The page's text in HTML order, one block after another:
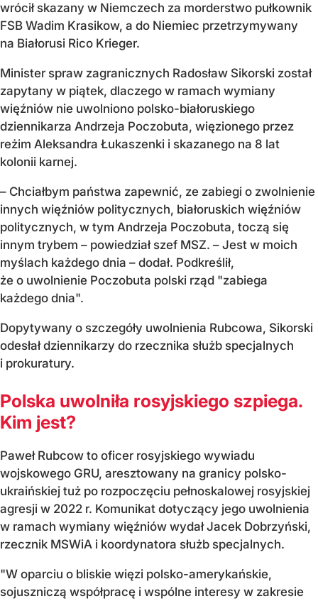
wrócił skazany w Niemczech za morderstwo pułkownik
FSB Wadim Krasikow, a do Niemiec przetrzymywany
na Białorusi Rico Krieger.
Minister spraw zagranicznych Radosław Sikorski został
zapytany w piątek, dlaczego w ramach wymiany
więźniów nie uwolniono polsko-białoruskiego
dziennikarza Andrzeja Poczobuta, więzionego przez
reżim Aleksandra Łukaszenki i skazanego na 8 lat
kolonii karnej.
– Chciałbym państwa zapewnić, ze zabiegi o zwolnienie
innych więźniów politycznych, białoruskich więźniów
politycznych, w tym Andrzeja Poczobuta, toczą się
innym trybem – powiedział szef MSZ. – Jest w moich
myślach każdego dnia – dodał. Podkreślił,
że o uwolnienie Poczobuta polski rząd "zabiega
każdego dnia".
Dopytywany o szczegóły uwolnienia Rubcowa, Sikorski
odesłał dziennikarzy do rzecznika służb specjalnych
i prokuratury.
Polska uwolniła rosyjskiego szpiega.
Kim jest?
Paweł Rubcow to oficer rosyjskiego wywiadu
wojskowego GRU, aresztowany na granicy polsko-
ukraińskiej tuż po rozpoczęciu pełnoskalowej rosyjskiej
agresji w 2022 r. Komunikat dotyczący jego uwolnienia
w ramach wymiany więźniów wydał Jacek Dobrzyński,
rzecznik MSWiA i koordynatora służb specjalnych.
"W oparciu o bliskie więzi polsko-amerykańskie,
sojuszniczą współpracę i wspólne interesy w zakresie